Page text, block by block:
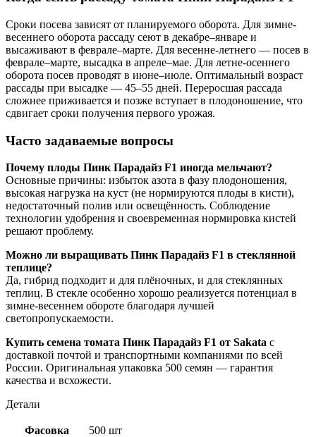
Сроки посева зависят от планируемого оборота. Для зимне-
весеннего оборота рассаду сеют в декабре–январе и
высаживают в феврале–марте. Для весенне-летнего — посев в
феврале–марте, высадка в апреле–мае. Для летне-осеннего
оборота посев проводят в июне–июле. Оптимальный возраст
рассады при высадке — 45–55 дней. Переросшая рассада
сложнее приживается и позже вступает в плодоношение, что
сдвигает сроки получения первого урожая.
Часто задаваемые вопросы
Почему плоды Пинк Парадайз F1 иногда мельчают?
Основные причины: избыток азота в фазу плодоношения,
высокая нагрузка на куст (не нормируются плоды в кисти),
недостаточный полив или освещённость. Соблюдение
технологии удобрения и своевременная нормировка кистей
решают проблему.
Можно ли выращивать Пинк Парадайз F1 в стеклянной
теплице?
Да, гибрид подходит и для плёночных, и для стеклянных
теплиц. В стекле особенно хорошо реализуется потенциал в
зимне-весеннем обороте благодаря лучшей
светопропускаемости.
Купить семена томата Пинк Парадайз F1 от Sakata с
доставкой почтой и транспортными компаниями по всей
России. Оригинальная упаковка 500 семян — гарантия
качества и всхожести.
Детали
Фасовка 500 шт